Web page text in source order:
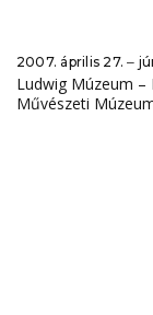
2007. április 27. ‒
Ludwig Múzeum –
Művészeti